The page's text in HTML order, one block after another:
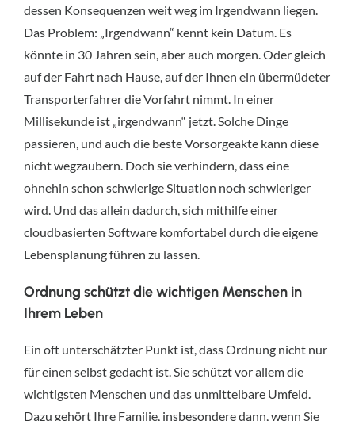
dessen Konsequenzen weit weg im Irgendwann liegen.
Das Problem: „Irgendwann“ kennt kein Datum. Es
könnte in 30 Jahren sein, aber auch morgen. Oder gleich
auf der Fahrt nach Hause, auf der Ihnen ein übermüdeter
Transporterfahrer die Vorfahrt nimmt. In einer
Millisekunde ist „irgendwann“ jetzt. Solche Dinge
passieren, und auch die beste Vorsorgeakte kann diese
nicht wegzaubern. Doch sie verhindern, dass eine
ohnehin schon schwierige Situation noch schwieriger
wird. Und das allein dadurch, sich mithilfe einer
cloudbasierten Software komfortabel durch die eigene
Lebensplanung führen zu lassen.
Ordnung schützt die wichtigen Menschen in
Ihrem Leben
Ein oft unterschätzter Punkt ist, dass Ordnung nicht nur
für einen selbst gedacht ist. Sie schützt vor allem die
wichtigsten Menschen und das unmittelbare Umfeld.
Dazu gehört Ihre Familie, insbesondere dann, wenn Sie